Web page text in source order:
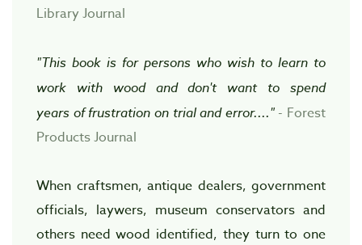
Library Journal
"This book is for persons who wish to learn to
work with wood and don't want to spend
years of frustration on trial and error...." - Forest
Products Journal
When craftsmen, antique dealers, government
officials, laywers, museum conservators and
others need wood identified, they turn to one